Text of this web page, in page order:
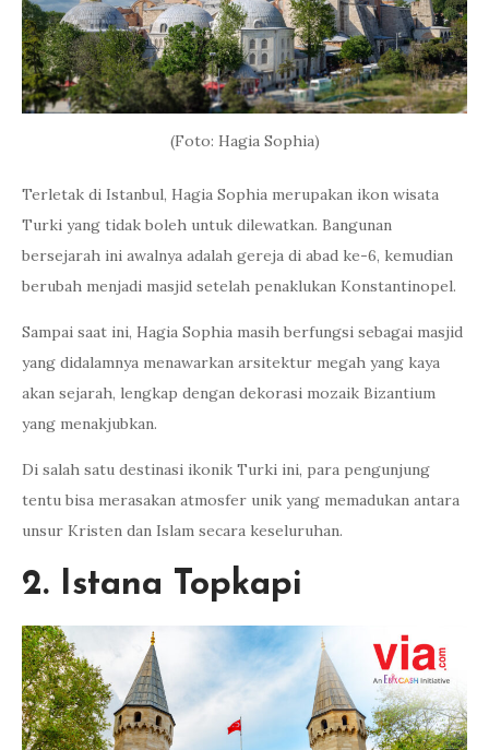
(Foto: Hagia Sophia)
Terletak di Istanbul, Hagia Sophia merupakan ikon wisata
Turki yang tidak boleh untuk dilewatkan. Bangunan
bersejarah ini awalnya adalah gereja di abad ke-6, kemudian
berubah menjadi masjid setelah penaklukan Konstantinopel.
Sampai saat ini, Hagia Sophia masih berfungsi sebagai masjid
yang didalamnya menawarkan arsitektur megah yang kaya
akan sejarah, lengkap dengan dekorasi mozaik Bizantium
yang menakjubkan.
Di salah satu destinasi ikonik Turki ini, para pengunjung
tentu bisa merasakan atmosfer unik yang memadukan antara
unsur Kristen dan Islam secara keseluruhan.
2. Istana Topkapi